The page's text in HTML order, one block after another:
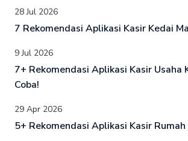
28 Jul 2026
7 Rekomendasi Aplikasi Kasir Kedai
9 Jul 2026
7+ Rekomendasi Aplikasi Kasir Usaha
Coba!
29 Apr 2026
5+ Rekomendasi Aplikasi Kasir